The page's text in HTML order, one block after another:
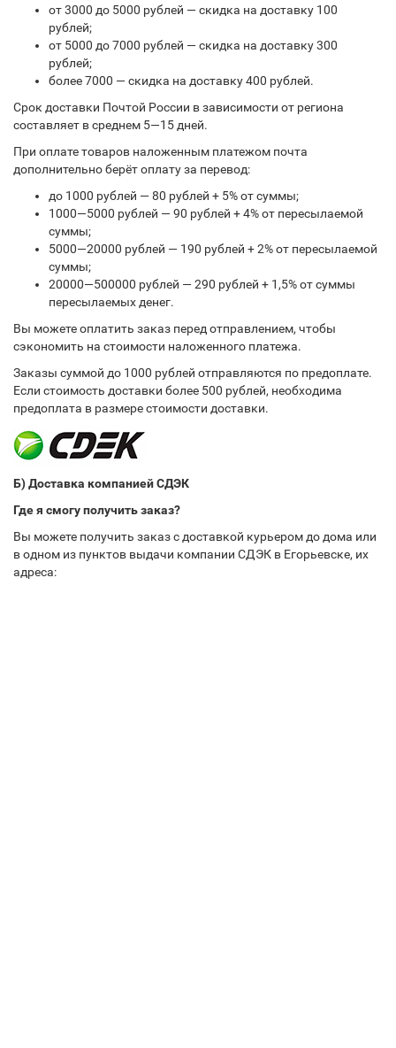
от 3000 до 5000 рублей — скидка на доставку 100
рублей;
от 5000 до 7000 рублей — скидка на доставку 300
рублей;
более 7000 — скидка на доставку 400 рублей.
Срок доставки Почтой России в зависимости от региона
составляет в среднем 5—15 дней.
При оплате товаров наложенным платежом почта
дополнительно берёт оплату за перевод:
до 1000 рублей — 80 рублей + 5% от суммы;
1000—5000 рублей — 90 рублей + 4% от пересылаемой
суммы;
5000—20000 рублей — 190 рублей + 2% от пересылаемой
суммы;
20000—500000 рублей — 290 рублей + 1,5% от суммы
пересылаемых денег.
Вы можете оплатить заказ перед отправлением, чтобы
сэкономить на стоимости наложенного платежа.
Заказы суммой до 1000 рублей отправляются по предоплате.
Если стоимость доставки более 500 рублей, необходима
предоплата в размере стоимости доставки.
Б) Доставка компанией СДЭК
Где я смогу получить заказ?
Вы можете получить заказ с доставкой курьером до дома или
в одном из пунктов выдачи компании СДЭК в Егорьевске, их
адреса: